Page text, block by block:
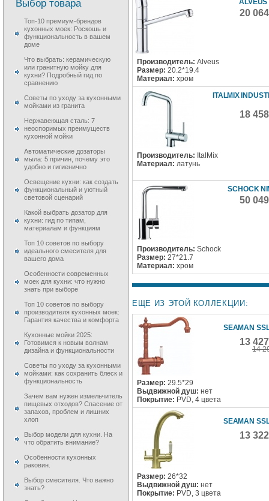
20
Производитель: Alveus
Размер: 20.2*19.4
Материал: хром
ITALMIX
18
Производитель: ItalMix
Материал: латунь
SCHOCK
50
Производитель: Schock
Размер: 27*21.7
Материал: хром
ЕЩЕ ИЗ ЭТОЙ КОЛЛЕКЦИИ:
SEAMAN
13
14
Размер: 29.5*29
Выдвижной душ: нет
Покрытие: PVD, 4 цвета
SEAMAN
13
Размер: 26*32
Выдвижной душ: нет
Покрытие: PVD, 3 цвета
Выбор товара
Топ-10 премиум-брендов
кухонных моек: Роскошь и
функциональность в вашем
доме
Что выбрать: керамическую
или гранитную мойку для
кухни? Подробный гид по
сравнению
Советы по уходу за кухонными
мойками из гранита
Нержавеющая сталь: 7
неоспоримых преимуществ
кухонной мойки
Автоматические дозаторы
мыла: 5 причин, почему это
удобно и гигиенично
Освещение кухни: как создать
функциональный и уютный
световой сценарий
Какой выбрать дозатор для
кухни: гид по типам,
материалам и функциям
Топ 10 советов по выбору
идеального смесителя для
вашего дома
Особенности современных
моек для кухни: что нужно
знать при выборе
Топ 10 советов по выбору
производителя кухонных моек:
Гарантия качества и комфорта
Кухонные мойки 2025:
Готовимся к новым волнам
дизайна и функциональности
Советы по уходу за кухонными
мойками: как сохранить блеск и
функциональность
Зачем вам нужен измельчитель
пищевых отходов? Спасение от
запахов, проблем и лишних
хлоп
Выбор модели для кухни. На
что обратить внимание?
Особенности кухонных
раковин.
Выбор смесителя. Что важно
знать?